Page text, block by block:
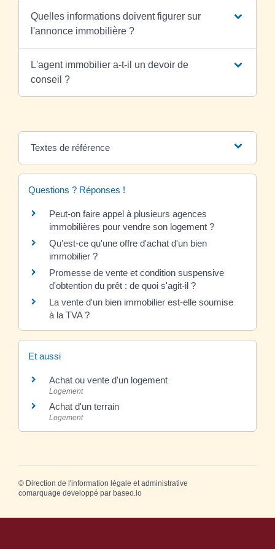
Quelles informations doivent figurer sur
l'annonce immobilière ?
L'agent immobilier a-t-il un devoir de
conseil ?
Textes de référence
Questions ? Réponses !
Peut-on faire appel à plusieurs agences
immobilières pour vendre son logement ?
Qu'est-ce qu'une offre d'achat d'un bien
immobilier ?
Promesse de vente et condition suspensive
d'obtention du prêt : de quoi s'agit-il ?
La vente d'un bien immobilier est-elle soumise
à la TVA ?
Et aussi
Achat ou vente d'un logement
Logement
Achat d'un terrain
Logement
© Direction de l'information légale et administrative
comarquage developpé par baseo.io